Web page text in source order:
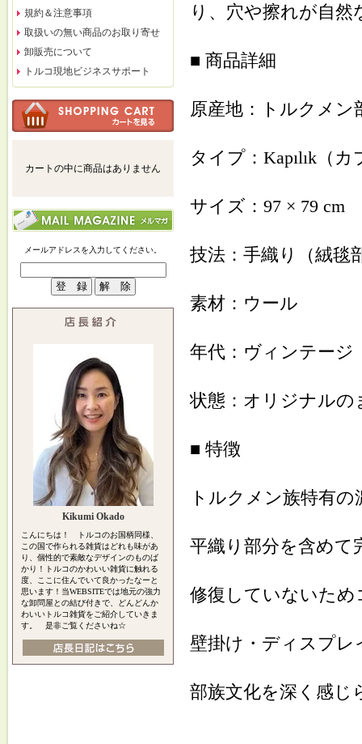
規約＆注意事項
取扱いの無い商品のお取り寄せ
卸販売について
トルコ現地ビジネスサポート
カートの中に商品はありません
メールアドレスを入力してください。
Kikumi Okado
こんにちは！ トルコのお国柄同様、
この国で作られる雑貨はどれも味があ
り、個性的で素敵なデザインのものば
かり！トルコのかわいい雑貨に触れる
度、ここに住んでいて良かったなーと
思います！当WEBSITEでは地元の強力
な卸問屋との結び付きで、どんどんか
わいいトルコ雑貨をご紹介していきま
す。 是非ご覧くださいね☆
り、穴や擦れが自
■ 商品詳細
原産地：トルクメン
タイプ：Kapılık（
サイズ：97 × 79 cm
技法：手織り（絨毯
素材：ウール
年代：ヴィンテージ
状態：オリジナルの
■ 特徴
トルクメン族特有
平織り部分を含めて
修復していないた
壁掛け・ディスプ
部族文化を深く感じ